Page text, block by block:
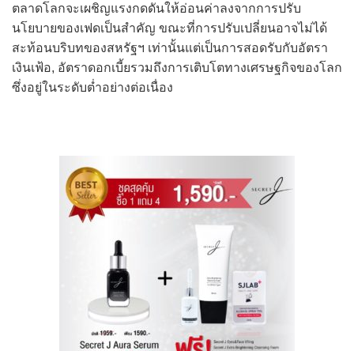
ตลาดโลกจะเผชิญแรงกดดันให้อ่อนค่าลงจากการปรับ
นโยบายของเฟดเป็นสำคัญ ขณะที่การปรับเปลี่ยนอาจไม่ได้
สะท้อนบริบทของสหรัฐฯ เท่านั้นแต่เป็นการสอดรับกับอัตรา
เงินเฟ้อ, อัตราดอกเบี้ยรวมถึงการเติบโตทางเศรษฐกิจของโลก
ซึ่งอยู่ในระดับต่ำอย่างต่อเนื่อง